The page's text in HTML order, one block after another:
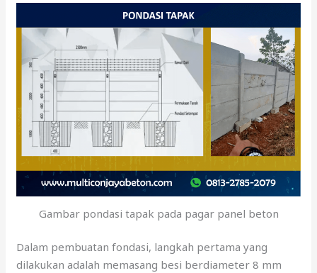
Gambar pondasi tapak pada pagar panel beton
Dalam pembuatan fondasi, langkah pertama yang
dilakukan adalah memasang besi berdiameter 8 mm